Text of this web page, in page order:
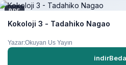
PDF
Kokoloji 3 - Tadahiko Nagao
Yazar:Okuyan Us Yayın